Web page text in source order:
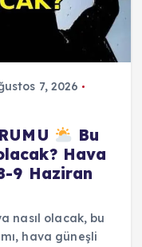
7, 2026
Bu
Hava
9 Haziran
nasıl olacak, bu
hava güneşli